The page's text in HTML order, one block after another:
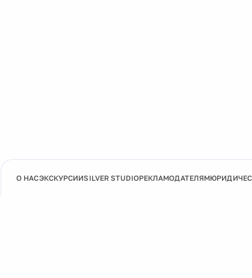
О НАСЭКСКУРСИИSILVER STUDIOРЕКЛАМОДАТЕЛЯМ